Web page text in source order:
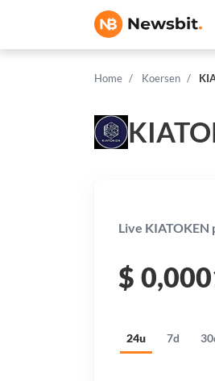
Home Koersen
Live KIATOKEN
$
24u 7d